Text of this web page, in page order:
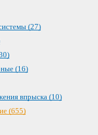
(27)
(16)
впрыска (10)
(655)